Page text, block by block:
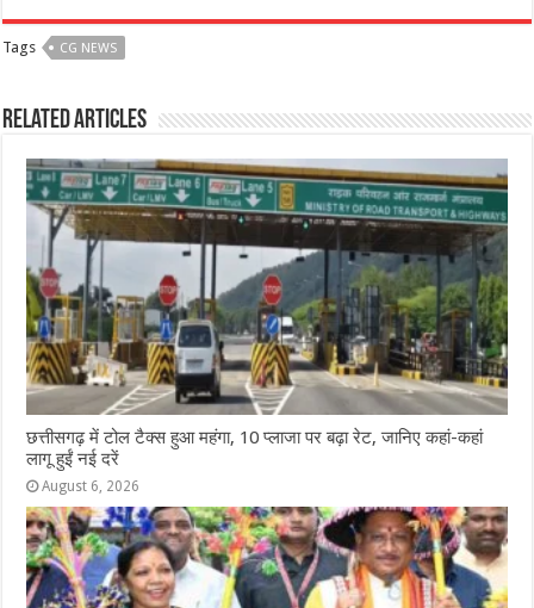
c
e
b
o
o
k
at
s
A
p
p
ss
n
g
e
r
itt
r
e
ra
m
ar
Tags CG NEWS
Related Articles
छत्तीसगढ़ में टोल टैक्स हुआ महंगा, 10 प्लाजा पर बढ़ा रेट, जानिए कहां-कहां
लागू हुईं नई दरें
August 6, 2026